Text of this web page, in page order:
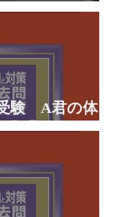
合格体験談
験 A君の体